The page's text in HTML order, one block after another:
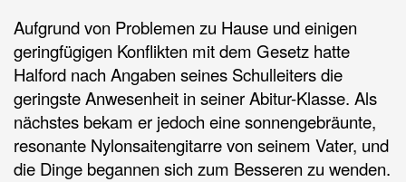
Aufgrund von Problemen zu Hause und einigen
geringfügigen Konflikten mit dem Gesetz hatte
Halford nach Angaben seines Schulleiters die
geringste Anwesenheit in seiner Abitur-Klasse. Als
nächstes bekam er jedoch eine sonnengebräunte,
resonante Nylonsaitengitarre von seinem Vater, und
die Dinge begannen sich zum Besseren zu wenden.